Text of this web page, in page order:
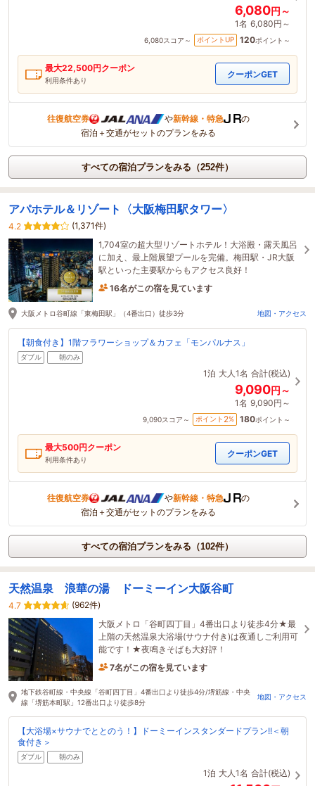
6,080円～
1名 6,080円～
6,080スコア～ ポイントUP 120ポイント～
最大22,500円クーポン
利用条件あり
クーポンGET
往復航空券 や新幹線・特急
の
宿泊＋交通がセットのプランをみる
すべての宿泊プランをみる（252件）
アパホテル＆リゾート〈大阪梅田駅タワー〉
4.2
(1,371件)
1,704室の超大型リゾートホテル！大浴殿・露天風呂
に加え、最上階展望プールを完備。梅田駅・JR大阪
駅といった主要駅からもアクセス良好！
16名がこの宿を見ています
大阪メトロ谷町線「東梅田駅」（4番出口）徒歩3分 地図・アクセス
【朝食付き】1階フラワーショップ＆カフェ「モンパルナス」
ダブル 朝のみ
1泊 大人1名 合計(税込)
9,090円～
1名 9,090円～
9,090スコア～ ポイント 2% 180ポイント～
最大500円クーポン
利用条件あり
クーポンGET
往復航空券 や新幹線・特急
の
宿泊＋交通がセットのプランをみる
すべての宿泊プランをみる（102件）
天然温泉 浪華の湯 ドーミーイン大阪谷町
4.7
(962件)
大阪メトロ「谷町四丁目」4番出口より徒歩4分★最
上階の天然温泉大浴場(サウナ付き)は夜通しご利用可
能です！★夜鳴きそばも大好評！
7名がこの宿を見ています
地下鉄谷町線・中央線「谷町四丁目」4番出口より徒歩4分/堺筋線・中央
線「堺筋本町駅」12番出口より徒歩8分
地図・アクセス
【大浴場×サウナでととのう！】ドーミーインスタンダードプラン!!＜朝
食付き＞
ダブル 朝のみ
1泊 大人1名 合計(税込)